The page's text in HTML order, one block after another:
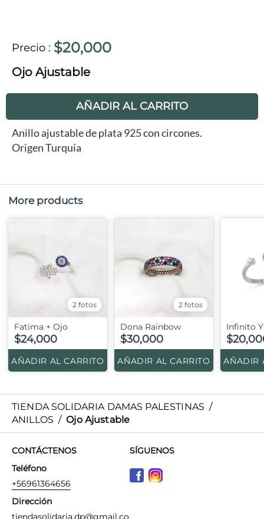
Precio : $20,000
Ojo Ajustable
AÑADIR AL CARRITO
Anillo ajustable de plata 925 con circones.
Origen Turquía
More products
2 fotos
Fatima + Ojo
$24,000
AÑADIR AL CARRITO
2 fotos
Dona Rainbow
$30,000
AÑADIR AL CARRITO
Infinito
AÑADIR
TIENDA SOLIDARIA DAMAS PALESTINAS /
ANILLOS / Ojo Ajustable
CONTÁCTENOS
Teléfono
+56961364656
Dirección
tiendasolidaria.dp@gmail.co
SÍGUENOS